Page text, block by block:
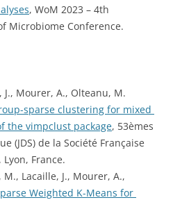
, WoM 2023 – 4th
Microbiome Conference.
J., Mourer, A., Olteanu, M.
sparse clustering for mixed
the vimpclust package, 53èmes
(JDS) de la Société Française
Lyon, France.
Lacaille, J., Mourer, A.,
Weighted K-Means for